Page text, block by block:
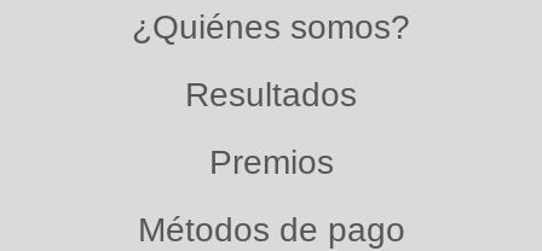
¿Quiénes somos?
Resultados
Premios
Métodos de pago